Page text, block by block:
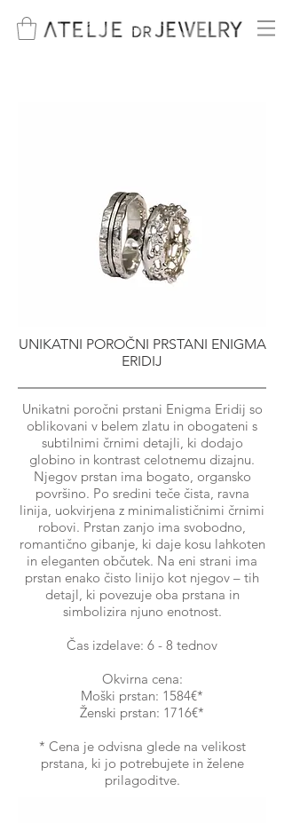
UNIKATNI POROČNI PRSTANI ENIGMA
ERIDIJ
Unikatni poročni prstani Enigma Eridij so
oblikovani v belem zlatu in obogateni s
subtilnimi črnimi detajli, ki dodajo
globino in kontrast celotnemu dizajnu.
Njegov prstan ima bogato, organsko
površino. Po sredini teče čista, ravna
linija, uokvirjena z minimalističnimi črnimi
robovi. Prstan zanjo ima svobodno,
romantično gibanje, ki daje kosu lahkoten
in eleganten občutek. Na eni strani ima
prstan enako čisto linijo kot njegov – tih
detajl, ki povezuje oba prstana in
simbolizira njuno enotnost.
Čas izdelave: 6 - 8 tednov
Okvirna cena:
Moški prstan: 1584€*
Ženski prstan: 1716€*
* Cena je odvisna glede na velikost
prstana, ki jo potrebujete in želene
prilagoditve.